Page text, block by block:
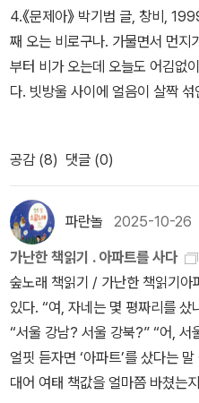
을 제주도에 있는 그림책 갤러리
받게 되었습니다. 제라진 갤러리
는 아니구요, 그림책미술관 시민
문화공간이라 할 수 있습니다. 제
화 작품이 전시되어 있었는데요
이나 로즈메리 웰스와 같은 아이
뛰어나잖아요? 제라진갤러리는
는 원화를 전시하고, 그림책을 읽
그림책을 읽고 이야기를 나누는
물론 그림책미술관 시민모임에서
한 책은 아니구요, 어린이들도 읽
용과 그림이 그보다는 좀더 복잡
있어요. 제라진 갤러리에서는 이
하구요, 드로잉 수업도 하구요,
도 합니다. 4. 그림책을 읽고 독서모임을 하는 것을 별로 생각해본
러한 명분에 취해버리면 아무런
의한 전쟁은 거래라도 가능하지
고 나서야 생명보다 더 소중한 것은 없
터지면 그 어떤 인간의 존엄한 가
아라는 이름으로 사람을 차별하
동생의 이야기를 들은 적이 있는
러기위해 필요한 것은 용기와 지
것과 슬기롭게 문제를 헤져나가
의 존엄성에 대해 생각해야 한다.
각해야 한다. 인류 역사상 반드시
따윈 보고 싶지도 않으니.-외면한
대체 우리가 알아야 할 진실이
실이 사라지지 않는다. 시간이 지
다. 그들의 아픔을 죽은 사람들
한 이야기에 관심 기울이지 못하
었습니다.이 나라의 하이달과 저
트럭 기사 스미스.한 청년은 가디
년은 메이에게 청혼을 준비하고
이었고,사랑하는 연인을 두고 서
둘은 서로를 잘 알지도 못했고, 서
나 한 청년이 한 청년에게 목숨을
였으면둘은 아마도 좋은 동무가
어 아이들을 가르칠 미래를 꿈꾸
초등학교에 포탄을 쏘았고, 그
쏴 죽음을 택했다. 그리고 하이
알리, 의사 수아드 언니, 아빠처
평범한 모습들이었다. 전쟁의 반
생님, 평범한 한 가정의 아빠들이
일까? 축구선수를 꿈꾸던 알라위
포탄을 떨어뜨린 곳은 적 무기
스 일병은 아이들을 살리기 위해
드르르르륵. 초등학교 선생님인
며 포탄을 쏘지만 그 곳은 초등학
였다. 그렇게 사람들이 죽어갔다.
이 비에 젖은 신문지처럼 무거워
이었다고 한다. 독재자를 물리친
게 살아갈 수 있는 나라를 만들었
뀐것 뿐 그대로였다. 아니 씻지못
이 었었다. 이들의 꿈을 지켜 주
꿈은 있었다. 하지만 전쟁은 모두
4.《문제아》 박기범 글, 창비,
째 오는 비로구나. 가물면서 먼지
부터 비가 오는데 오늘도 어김없
다. 빗방울 사이에 얼음이 살짝
손등과 팔뚝이 이제 아문다. 집살
아간다. 하루아침에 나으려고 돌
레 덧나지. 느긋이 앓으면 느슨히
를 잔뜩 넣어 새로 끓인다. 곁님이
시 읽는다. 서울·큰고장에서 마을
서 어린글도 어른글도 빛을 잃는
제아》는 아직 마을빛과 골목길
찬 글꽃이라고 느낀다. 아직 나라
집이 남지만, 작은집이나 시골집
너무 적거나 드물거나 사라진다.
은글바치’가 사라진 자리에는 ‘
공감 (8) 댓글 (0)
파란놀 2025-10-26
가난한 책읽기 . 아파트를 사다
숲노래 책읽기 / 가난한 책읽기아
있다. “여, 자네는 몇 평짜리를
“서울 강남? 서울 강북?” “어, 서
얼핏 듣자면 ‘아파트’를 샀다는
대어 여태 책값을 얼마쯤 바쳤는